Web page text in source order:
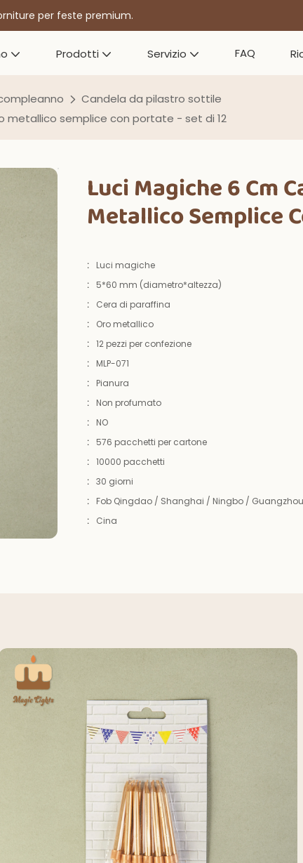
per feste premium.
Prodotti Servizio FAQ
Candela da pilastro sottile
metallico semplice con portate - set di 12
Luci Magiche 6 Cm
Metallico Semplice
:
Luci magiche
:
5*60 mm (diametro*altezza)
:
Cera di paraffina
:
Oro metallico
: 12 pezzi per confezione
:
MLP-071
:
Pianura
:
Non profumato
:
NO
:
576 pacchetti per cartone
: 10000 pacchetti
: 30 giorni
:
Fob Qingdao / Shanghai / Ningbo / Guangzhou
:
Cina